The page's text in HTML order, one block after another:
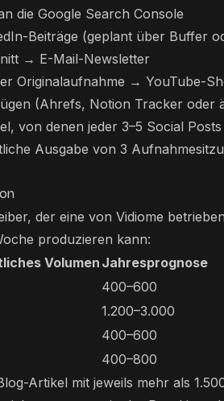
die Google Search Console
Beiträge (geplant über Buffer
→ E-Mail-Newsletter
Originalaufnahme → YouTube-
(Ahrefs, Notion Tracker oder
von denen jeder 3–5 Social
Ausgabe von 3
der eine von Vidiome
produzieren kann:
VolumenJahresprognose
400–600
1.200–3.000
400–600
400–800
Artikel mit jeweils mehr als